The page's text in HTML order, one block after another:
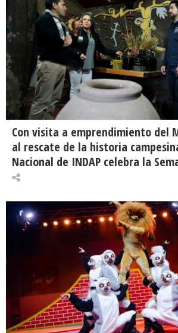
Con visita a emprendimiento del
al rescate de la historia
Nacional de INDAP celebra la